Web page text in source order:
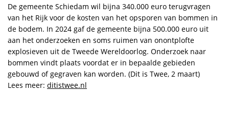
De gemeente Schiedam wil bijna 340.000 euro terugvragen
van het Rijk voor de kosten van het opsporen van bommen in
de bodem. In 2024 gaf de gemeente bijna 500.000 euro uit
aan het onderzoeken en soms ruimen van onontplofte
explosieven uit de Tweede Wereldoorlog. Onderzoek naar
bommen vindt plaats voordat er in bepaalde gebieden
gebouwd of gegraven kan worden. (Dit is Twee, 2 maart)
Lees meer: ditistwee.nl